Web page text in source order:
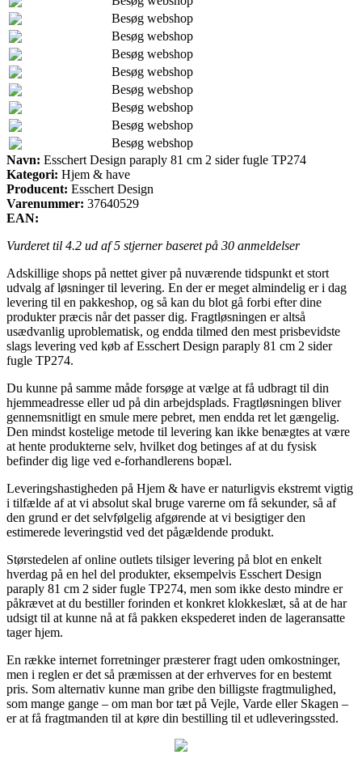
Besøg webshop
Besøg webshop
Besøg webshop
Besøg webshop
Besøg webshop
Besøg webshop
Besøg webshop
Besøg webshop
Navn: Esschert Design paraply 81 cm 2 sider fugle TP274
Kategori: Hjem & have
Producent: Esschert Design
Varenummer: 37640529
EAN:
Vurderet til 4.2 ud af 5 stjerner baseret på 30 anmeldelser
Adskillige shops på nettet giver på nuværende tidspunkt et stort
udvalg af løsninger til levering. En der er meget almindelig er i dag
levering til en pakkeshop, og så kan du blot gå forbi efter dine
produkter præcis når det passer dig. Fragtløsningen er altså
usædvanlig uproblematisk, og endda tilmed den mest prisbevidste
slags levering ved køb af Esschert Design paraply 81 cm 2 sider
fugle TP274.
Du kunne på samme måde forsøge at vælge at få udbragt til din
hjemmeadresse eller ud på din arbejdsplads. Fragtløsningen bliver
gennemsnitligt en smule mere pebret, men endda ret let gængelig.
Den mindst kostelige metode til levering kan ikke benægtes at være
at hente produkterne selv, hvilket dog betinges af at du fysisk
befinder dig lige ved e-forhandlerens bopæl.
Leveringshastigheden på Hjem & have er naturligvis ekstremt vigtig
i tilfælde af at vi absolut skal bruge varerne om få sekunder, så af
den grund er det selvfølgelig afgørende at vi besigtiger den
estimerede leveringstid ved det pågældende produkt.
Størstedelen af online outlets tilsiger levering på blot en enkelt
hverdag på en hel del produkter, eksempelvis Esschert Design
paraply 81 cm 2 sider fugle TP274, men som ikke desto mindre er
påkrævet at du bestiller forinden et konkret klokkeslæt, så at de har
udsigt til at kunne nå at få pakken ekspederet inden de lageransatte
tager hjem.
En række internet forretninger præsterer fragt uden omkostninger,
men i reglen er det så præmissen at der erhverves for en bestemt
pris. Som alternativ kunne man gribe den billigste fragtmulighed,
som mange gange – om man bor tæt på Vejle, Varde eller Skagen –
er at få fragtmanden til at køre din bestilling til et udleveringssted.